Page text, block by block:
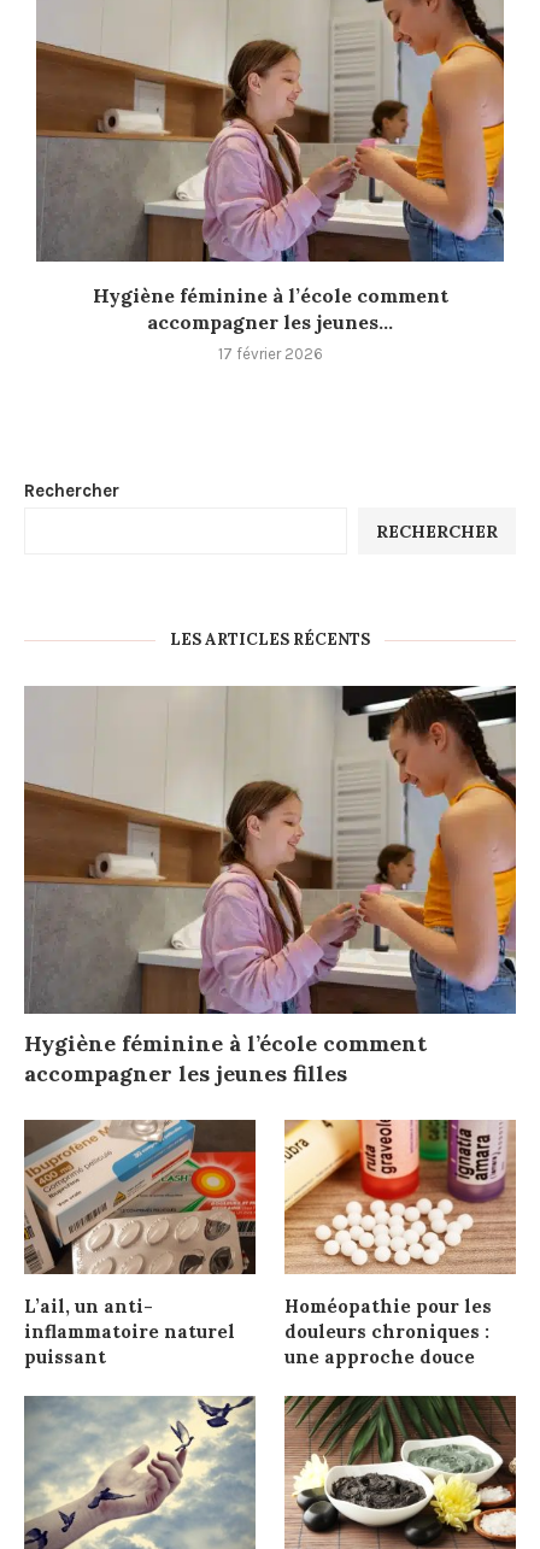
Hygiène féminine à l’école comment
accompagner les jeunes...
17 février 2026
Rechercher
RECHERCHER
LES ARTICLES RÉCENTS
Hygiène féminine à l’école comment
accompagner les jeunes filles
L’ail, un anti-
inflammatoire naturel
puissant
Homéopathie pour les
douleurs chroniques :
une approche douce